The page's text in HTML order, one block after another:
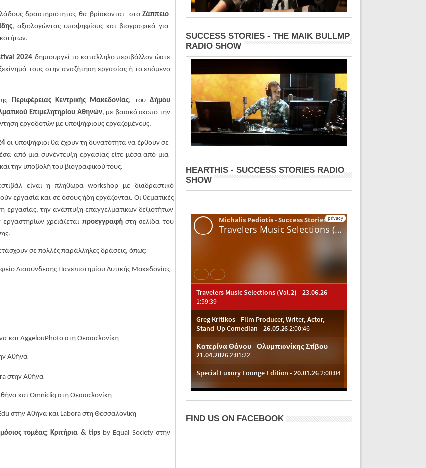
δραστηριότητας θα βρίσκονται στοΖάππειο
, αξιολογώντας υποψηφίους και βιογραφικά για
2024 δημιουργεί το κατάλληλο περιβάλλον ώστε
τους στην αναζήτηση εργασίας ή το επόμενο
Περιφέρειας Κεντρικής Μακεδονίας, του Δήμου
Επιμελητηρίου Αθηνών, με βασικό σκοπό την
εργοδοτών με υποψήφιους εργαζομένους.
οι υποψήφιοι θα έχουν τη δυνατότητα να έρθουν σε
από μια συνέντευξη εργασίας είτε μέσα από μια
την υποβολή του βιογραφικού τους.
είναι η πληθώρα workshop με διαδραστικό
εργασία και σε όσους ήδη εργάζονται.Οι θεματικές
εργασίας, την ανάπτυξη επαγγελματικών δεξιοτήτων
χρειάζεται προεγγραφή στη σελίδα του
σε πολλές παράλληλες δράσεις, όπως:
Διασύνδεσης Πανεπιστημίου Δυτικής Μακεδονίας
καιAggelouPhoto στη Θεσσαλονίκη
Αθήνα
στην Αθήνα
και Omnicliq στη Θεσσαλονίκη
στην Αθήνα και Labora στη Θεσσαλονίκη
τομέας; Κριτήρια & tipsby Equal Society στην
SUCCESS STORIES - THE MAIK BULLMP
RADIO SHOW
HEARTHIS - SUCCESS STORIES RADIO
SHOW
FIND US ON FACEBOOK